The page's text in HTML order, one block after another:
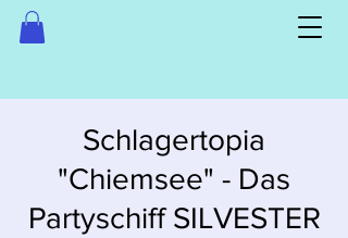
Schlagertopia
"Chiemsee" - Das
Partyschiff SILVESTER